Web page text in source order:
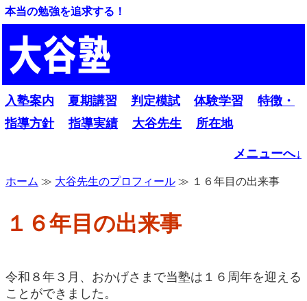
本当の勉強を追求する！
入塾案内 夏期講習 判定模試 体験学習
特徴・
指導方針
指導実績 大谷先生 所在地
メニューへ↓
ホーム ≫ 大谷先生のプロフィール ≫ １６年目の出来事
１６年目の出来事
令和８年３月、おかげさまで当塾は１６周年を迎える
ことができました。